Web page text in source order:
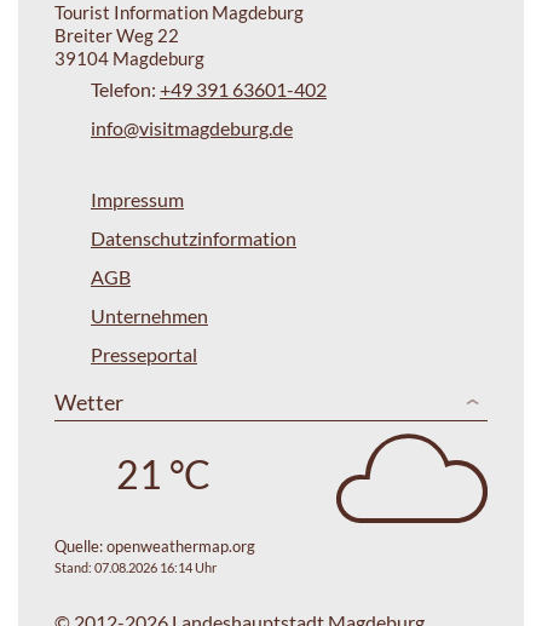
Tourist Information Magdeburg
Breiter Weg 22
39104 Magdeburg
Telefon: +49 391 63601-402
info@visitmagdeburg.de
Impressum
Datenschutzinformation
AGB
Unternehmen
Presseportal
Wetter
21 °C
Quelle:openweathermap.org
Stand: 07.08.2026 16:14 Uhr